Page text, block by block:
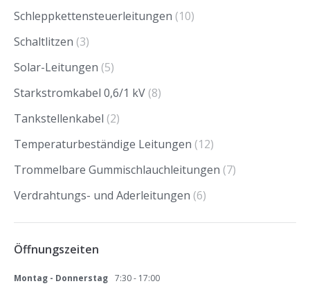
Schleppkettensteuerleitungen (10)
Schaltlitzen (3)
Solar-Leitungen (5)
Starkstromkabel 0,6/1 kV (8)
Tankstellenkabel (2)
Temperaturbeständige Leitungen (12)
Trommelbare Gummischlauchleitungen (7)
Verdrahtungs- und Aderleitungen (6)
Öffnungszeiten
Montag - Donnerstag 7:30 - 17:00